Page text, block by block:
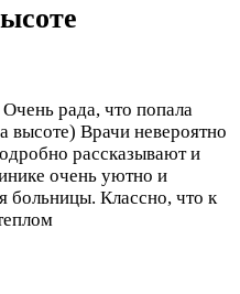
Очень рада, что попала
высоте) Врачи невероятно
рассказывают и
очень уютно и
больницы. Классно, что к